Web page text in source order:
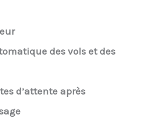
des vols et des
d’attente après